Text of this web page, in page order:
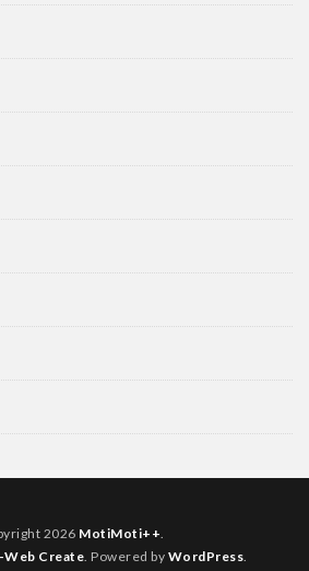
2026 MotiMoti++.
Web Create. Powered by WordPress.